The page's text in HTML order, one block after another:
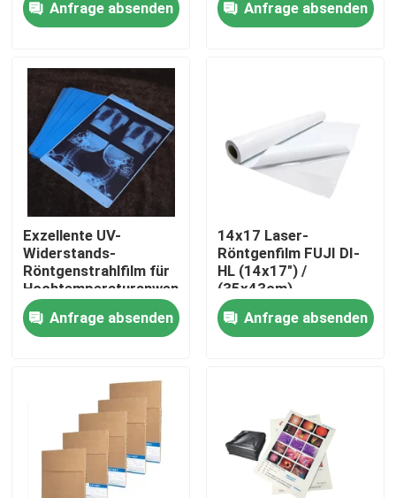
Über uns
Fabrik Tour
Qualitätskontrolle
Kontakt
Nachrichten
Medizinisches X Ray Film
Tintenstrahl X Ray Film
Trockenfilm
Anfrage absenden
Trockenfilm
Anfrage absenden
Exzellente UV-
Widerstands-
Röntgenstrahlfilm für
Hochtemperaturanwendungen
Anfrage absenden
14x17 Laser-
Röntgenfilm FUJI DI-
HL (14x17") /
(35x43cm)
Medizinischer
Laserfilm Fuji
Trockenfilm
Anfrage absenden